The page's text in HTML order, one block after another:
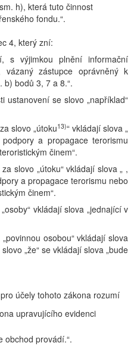
h), která tuto činnost
fondu.“.
4, který zní:
s výjimkou plnění informační
zástupce oprávněný k
bodů 3, 7 a 8.“.
se slovo „například“
slovo „útoku13)“ vkládají slova „
a propagace terorismu
činem“.
slovo „útoku“ vkládají slova „ ,
a propagace terorismu nebo
činem“.
vkládají slova „jednající v
osobou“ vkládají slova
„že“ se vkládají slova „bude
účely tohoto zákona rozumí
upravujícího evidenci
obchod provádí.“.